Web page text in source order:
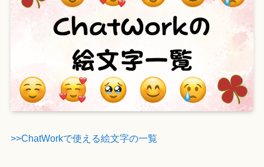
>>ChatWorkで使える絵文字の一覧